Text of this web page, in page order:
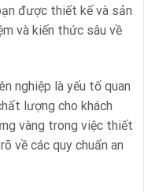
được thiết kế và sản
và kiến thức sâu về
nghiệp là yếu tố quan
lượng cho khách
vàng trong việc thiết
về các quy chuẩn an